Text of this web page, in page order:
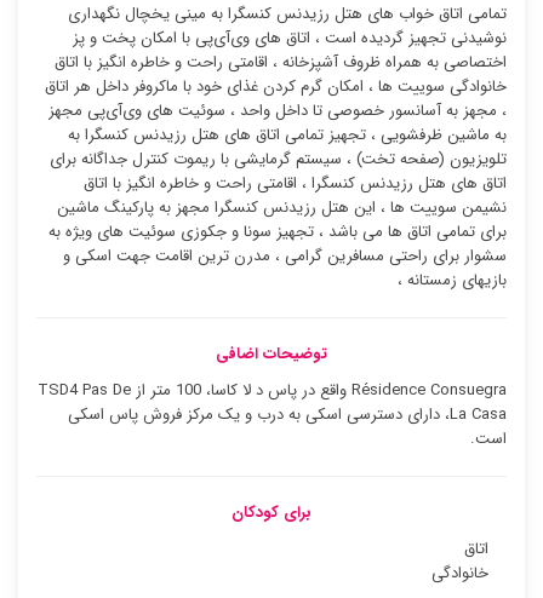
تمامی اتاق خواب های هتل رزیدنس کنسگرا به مینی یخچال نگهداری
نوشیدنی تجهیز گردیده است ، اتاق های وی‌آی‌پی با امکان پخت و پز
اختصاصی به همراه ظروف آشپزخانه ، اقامتی راحت و خاطره انگیز با اتاق
خانوادگی سوییت ها ، امکان گرم کردن غذای خود با ماکروفر داخل هر اتاق
، مجهز به آسانسور خصوصی تا داخل واحد ، سوئیت ‌های وی‌آی‌پی مجهز
به ماشین ظرفشویی ، تجهیز تمامی اتاق های هتل رزیدنس کنسگرا به
تلویزیون (صفحه تخت) ، سیستم گرمایشی با ریموت کنترل جداگانه برای
اتاق های هتل رزیدنس کنسگرا ، اقامتی راحت و خاطره انگیز با اتاق
نشیمن سوییت ها ، این هتل رزیدنس کنسگرا مجهز به پارکینگ ماشین
برای تمامی اتاق ها می باشد ، تجهیز سونا و جکوزی سوئیت ‌های ویژه به
سشوار برای راحتی مسافرین گرامی ، مدرن ترین اقامت جهت اسکی و
بازیهای زمستانه ،
توضیحات اضافی
Résidence Consuegra واقع در پاس د لا کاسا، 100 متر از TSD4 Pas De
La Casa، دارای دسترسی اسکی به درب و یک مرکز فروش پاس اسکی
است.
برای کودکان
اتاق
خانوادگی